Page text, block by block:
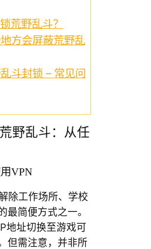
荒野乱斗？
方会屏蔽荒野乱
斗封锁 – 常见问
野乱斗：从任
VPN
除工作场所、学校
最简便方式之一。
地址切换至游戏可
但需注意，并非所